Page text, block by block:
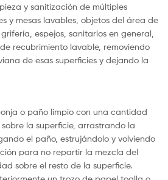
y sanitización de múltiples
y mesas lavables, objetos del área de
espejos, sanitarios en general,
recubrimiento lavable, removiendo
de esas superficies y dejando la
o paño limpio con una cantidad
la superficie, arrastrando la
el paño, estrujándolo y volviendo
para no repartir la mezcla del
sobre el resto de la superficie.